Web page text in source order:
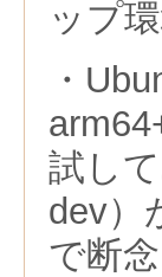
ップ
・
試し
dev）
で断念